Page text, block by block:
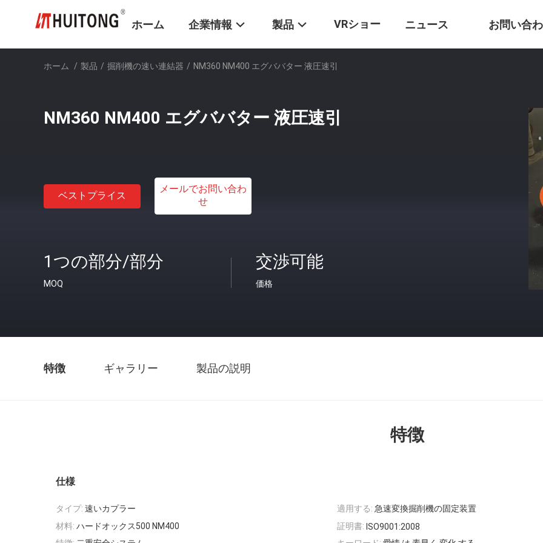
ホーム 企業情報 製品 VRショー ニュース お問い合
ホーム / 製品 / 掘削機の速い連結器 / NM360 NM400 エグババター 液圧速引
NM360 NM400 エグババター 液圧速引
ベストプライス
メールでお問い合わ
せ
1つの部分/部分
MOQ
交渉可能
価格
特徴 ギャラリー 製品の説明
特徴
仕様
タイプ: 速いカプラー 適用する: 急速変換掘削機の固定装置
材料: ハードオックス500 NM400 証明書: ISO9001:2008